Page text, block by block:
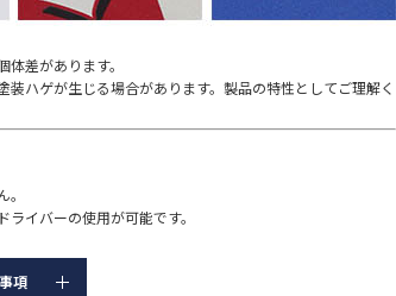
差があります。
ハゲが生じる場合があります。製品の特性としてご理解く
イバーの使用が可能です。
項